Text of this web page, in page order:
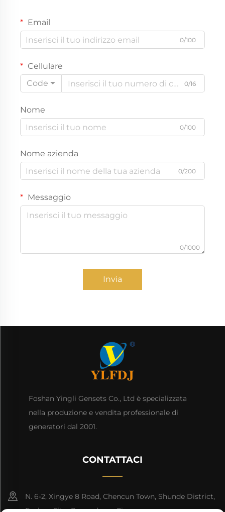
Email
0/100
Cellulare
Code
0/16
Nome
0/100
Nome azienda
0/200
Messaggio
0/1000
Invia
Foshan Yingli Gensets Co., Ltd è specializzata
nella produzione e vendita professionale di
generatori dal 2001.
CONTATTACI
N. 6-2, Xingye 8 Road, Chencun Town, Shunde District,